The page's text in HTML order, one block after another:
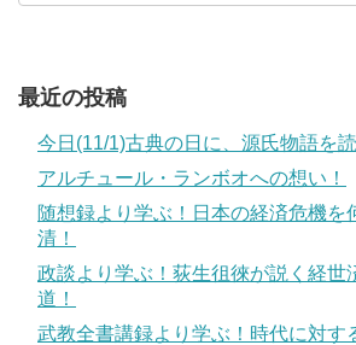
最近の投稿
今日(11/1)古典の日に、源氏物語を読
アルチュール・ランボオへの想い！
随想録より学ぶ！日本の経済危機を
清！
政談より学ぶ！荻生徂徠が説く経世
道！
武教全書講録より学ぶ！時代に対す